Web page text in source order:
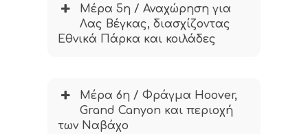
Μέρα 5η / Αναχώρηση για
Λας Βέγκας, διασχίζοντας
Εθνικά Πάρκα και κοιλάδες
Μέρα 6η / Φράγμα Hoover,
Grand Canyon και περιοχή
των Ναβάχο